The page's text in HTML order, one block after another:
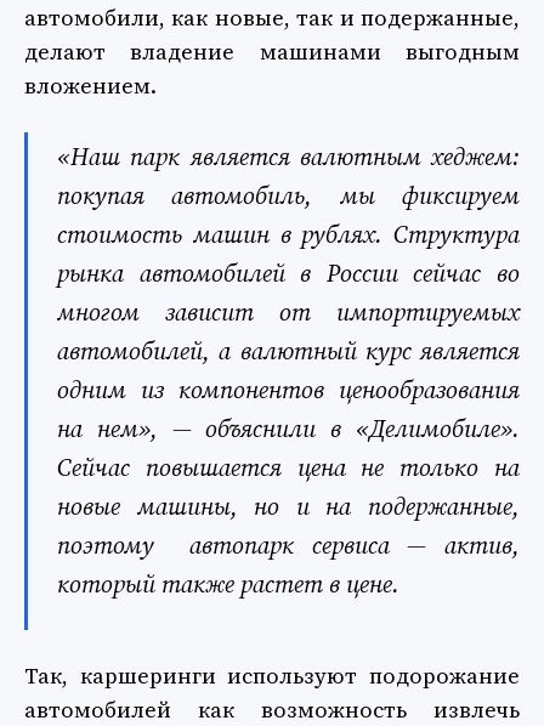
автомобили, как новые, так и подержанные,
делают владение машинами выгодным
вложением.
«Наш парк является валютным хеджем:
покупая автомобиль, мы фиксируем
стоимость машин в рублях. Структура
рынка автомобилей в России сейчас во
многом зависит от импортируемых
автомобилей, а валютный курс является
одним из компонентов ценообразования
на нем», — объяснили в «Делимобиле».
Сейчас повышается цена не только на
новые машины, но и на подержанные,
поэтому автопарк сервиса — актив,
который также растет в цене.
Так, каршеринги используют подорожание
автомобилей как возможность извлечь